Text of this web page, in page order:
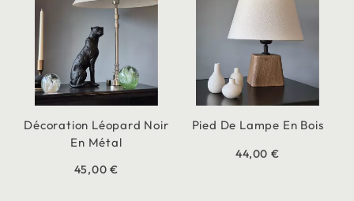
Décoration Léopard Noir
En Métal
45,00 €
Pied De Lampe En Bois
44,00 €